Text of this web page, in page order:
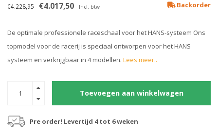
€4.228,95 €4.017,50 Incl. btw Backorder
De optimale professionele raceschaal voor het HANS-systeem Ons
topmodel voor de racerij is speciaal ontworpen voor het HANS
systeem en verkrijgbaar in 4 modellen. Lees meer..
Toevoegen aan winkelwagen
Pre order! Levertijd 4 tot 6 weken